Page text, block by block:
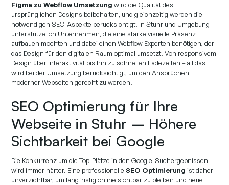
Figma zu Webflow Umsetzung wird die Qualität des
ursprünglichen Designs beibehalten, und gleichzeitig werden die
notwendigen SEO-Aspekte berücksichtigt. In Stuhr und Umgebung
unterstütze ich Unternehmen, die eine starke visuelle Präsenz
aufbauen möchten und dabei einen Webflow Experten benötigen, der
das Design für den digitalen Raum optimal umsetzt. Von responsivem
Design über Interaktivität bis hin zu schnellen Ladezeiten – all das
wird bei der Umsetzung berücksichtigt, um den Ansprüchen
moderner Webseiten gerecht zu werden.
SEO Optimierung für Ihre
Webseite in Stuhr – Höhere
Sichtbarkeit bei Google
Die Konkurrenz um die Top-Plätze in den Google-Suchergebnissen
wird immer härter. Eine professionelleSEO Optimierung ist daher
unverzichtbar, um langfristig online sichtbar zu bleiben und neue